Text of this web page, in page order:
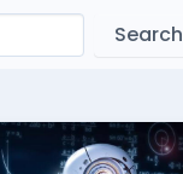
Search